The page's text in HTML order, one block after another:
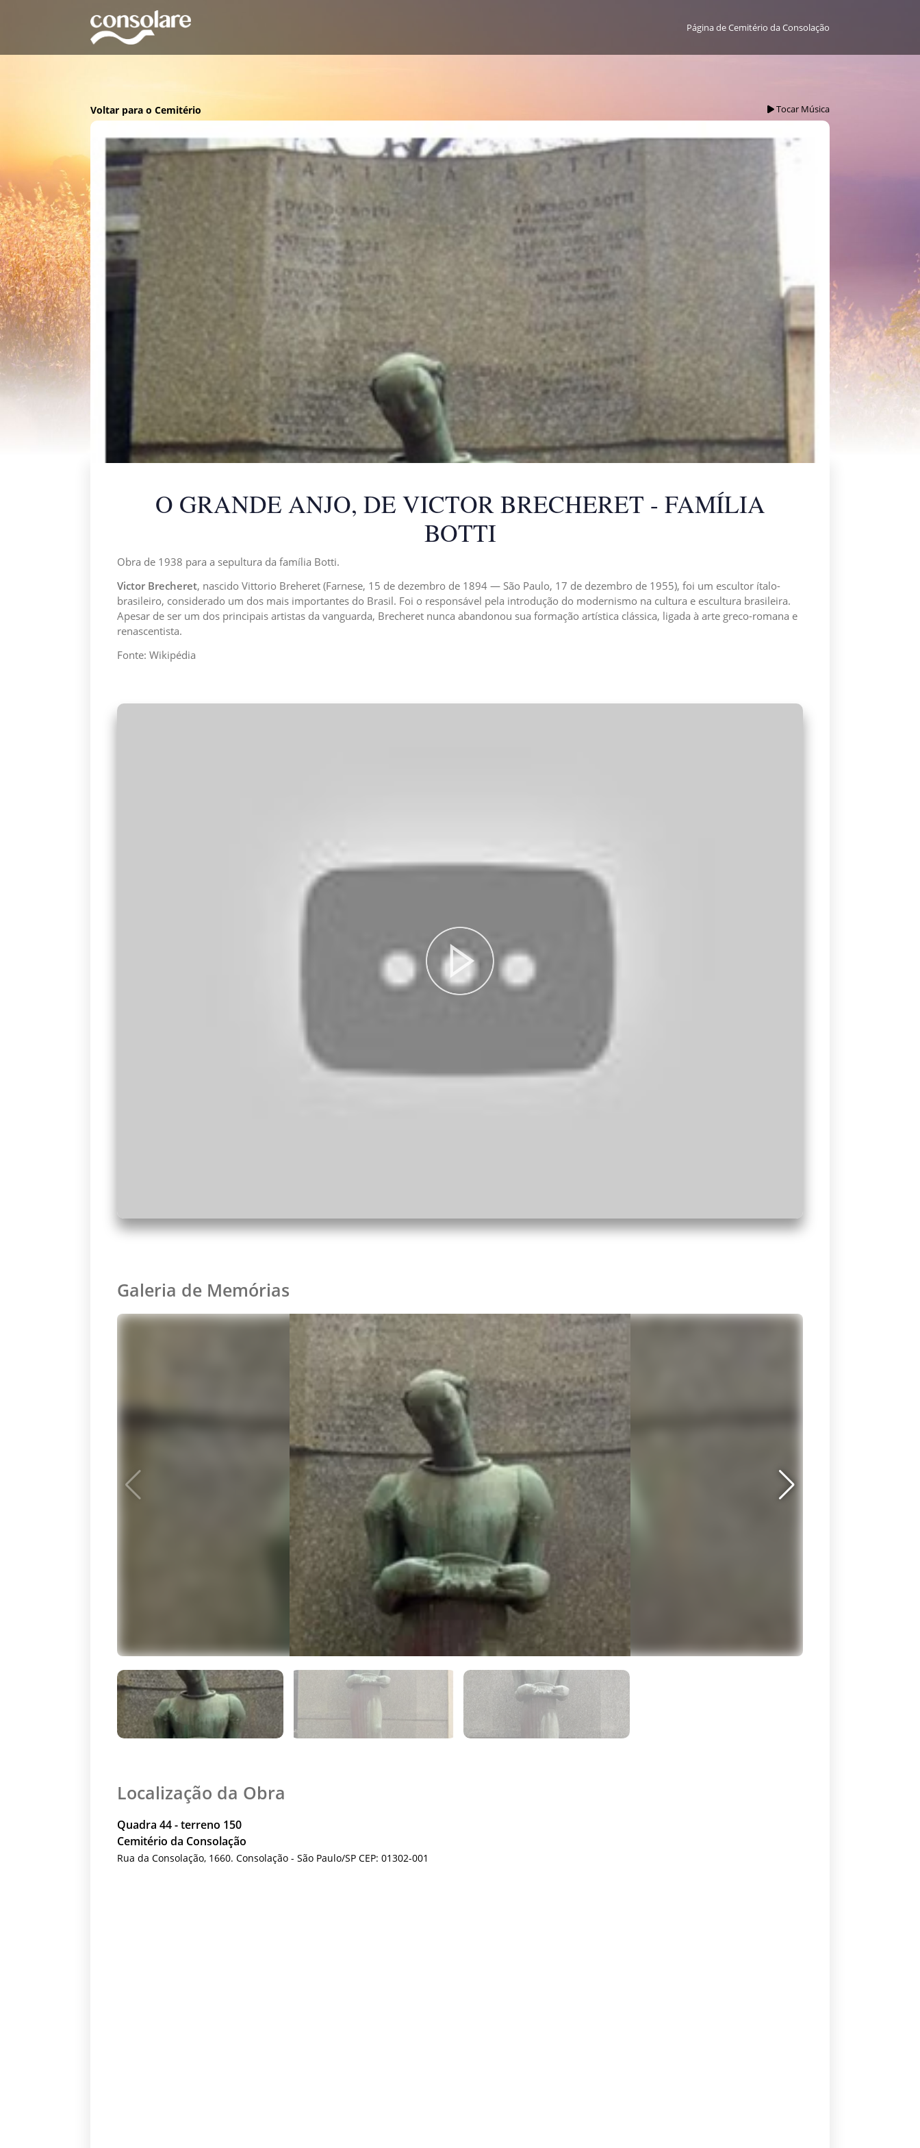
Página de Cemitério da Consolação
Voltar para o Cemitério Tocar Música
O GRANDE ANJO, DE VICTOR BRECHERET - FAMÍLIA
BOTTI
Obra de 1938 para a sepultura da família Botti.
Victor Brecheret, nascido Vittorio Breheret (Farnese, 15 de dezembro de 1894 — São Paulo, 17 de dezembro de 1955), foi um escultor ítalo-
brasileiro, considerado um dos mais importantes do Brasil. Foi o responsável pela introdução do modernismo na cultura e escultura brasileira.
Apesar de ser um dos principais artistas da vanguarda, Brecheret nunca abandonou sua formação artística clássica, ligada à arte greco-romana e
renascentista.
Fonte: Wikipédia
Galeria de Memórias
Localização da Obra
Quadra 44 - terreno 150
Cemitério da Consolação
Rua da Consolação, 1660. Consolação - São Paulo/SP CEP: 01302-001